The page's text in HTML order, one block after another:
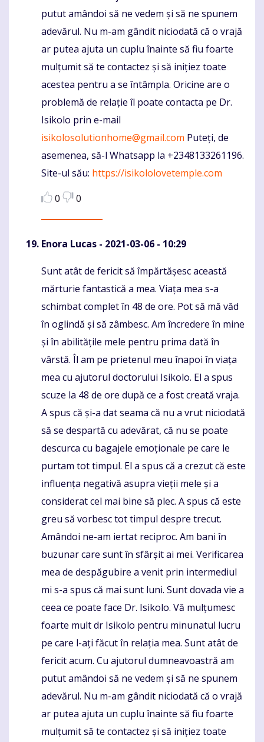
putut amândoi să ne vedem și să ne spunem
adevărul. Nu m-am gândit niciodată că o vrajă
ar putea ajuta un cuplu înainte să fiu foarte
mulțumit să te contactez și să inițiez toate
acestea pentru a se întâmpla. Oricine are o
problemă de relație îl poate contacta pe Dr.
Isikolo prin e-mail
isikolosolutionhome@gmail.com Puteți, de
asemenea, să-l Whatsapp la +2348133261196.
Site-ul său: https://isikololovetemple.com
0
0
Enora Lucas - 2021-03-06 - 10:29
Komentaras
Sunt atât de fericit să împărtășesc această
mărturie fantastică a mea. Viața mea s-a
schimbat complet în 48 de ore. Pot să mă văd
în oglindă și să zâmbesc. Am încredere în mine
și în abilitățile mele pentru prima dată în
vârstă. Îl am pe prietenul meu înapoi în viața
mea cu ajutorul doctorului Isikolo. El a spus
scuze la 48 de ore după ce a fost creată vraja.
A spus că și-a dat seama că nu a vrut niciodată
să se despartă cu adevărat, că nu se poate
descurca cu bagajele emoționale pe care le
purtam tot timpul. El a spus că a crezut că este
influența negativă asupra vieții mele și a
considerat cel mai bine să plec. A spus că este
greu să vorbesc tot timpul despre trecut.
Amândoi ne-am iertat reciproc. Am bani în
buzunar care sunt în sfârșit ai mei. Verificarea
mea de despăgubire a venit prin intermediul
mi s-a spus că mai sunt luni. Sunt dovada vie a
ceea ce poate face Dr. Isikolo. Vă mulțumesc
foarte mult dr Isikolo pentru minunatul lucru
pe care l-ați făcut în relația mea. Sunt atât de
fericit acum. Cu ajutorul dumneavoastră am
putut amândoi să ne vedem și să ne spunem
adevărul. Nu m-am gândit niciodată că o vrajă
ar putea ajuta un cuplu înainte să fiu foarte
mulțumit să te contactez și să inițiez toate